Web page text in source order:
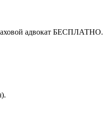
адвокат БЕСПЛАТНО.